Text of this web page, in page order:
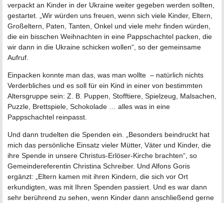
verpackt an Kinder in der Ukraine weiter gegeben werden sollten,
gestartet. „Wir würden uns freuen, wenn sich viele Kinder, Eltern,
Großeltern, Paten, Tanten, Onkel und viele mehr finden würden,
die ein bisschen Weihnachten in eine Papp­schachtel packen, die
wir dann in die Ukraine schicken wollen“, so der gemeinsame
Aufruf.
Einpacken konnte man das, was man wollte – natürlich nichts
Verderbliches und es soll für ein Kind in einer von bestimmten
Altersgruppe sein: Z. B. Puppen, Stofftiere, Spielzeug, Malsachen,
Puzzle, Brettspiele, Schokolade … alles was in eine
Pappschachtel reinpasst.
Und dann trudelten die Spenden ein. „Besonders beindruckt hat
mich das persönliche Einsatz vieler Mütter, Väter und Kinder, die
ihre Spende in unsere Christus-Erlöser-Kirche brachten“, so
Gemeindereferentin Christina Schreiber. Und Alfons Goris
ergänzt: „Eltern kamen mit ihren Kindern, die sich vor Ort
erkundigten, was mit Ihren Spenden passiert. Und es war dann
sehr berührend zu sehen, wenn Kinder dann anschließend gerne